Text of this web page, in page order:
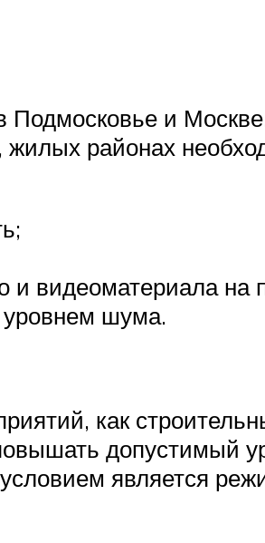
и
районах
и видеоматериала на
уровнем шума.
как
допустимый
является